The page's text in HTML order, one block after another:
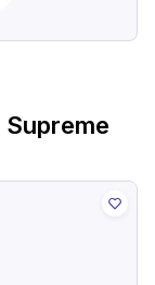
Supreme